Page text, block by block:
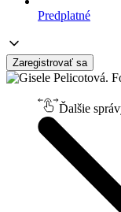
Predplatné
Zaregistrovať sa
Ďalšie